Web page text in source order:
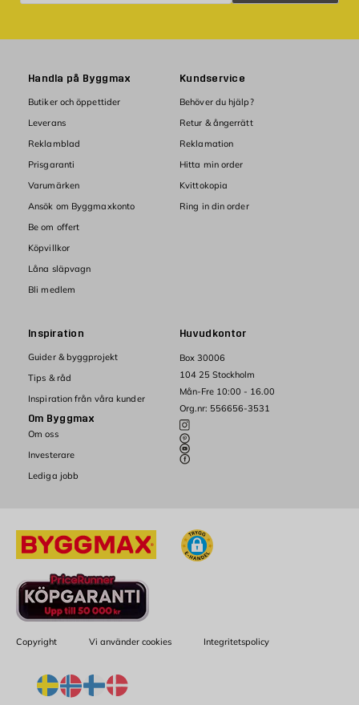
Huvudkontor
Box 30006
104 25 Stockholm
Mån-Fre 10:00 - 16.00
Org.nr: 556656-3531
Handla på Byggmax
Butiker och öppettider
Leverans
Reklamblad
Prisgaranti
Varumärken
Ansök om Byggmaxkonto
Be om offert
Köpvillkor
Låna släpvagn
Bli medlem
Kundservice
Behöver du hjälp?
Retur & ångerrätt
Reklamation
Hitta min order
Kvittokopia
Ring in din order
Inspiration
Guider & byggprojekt
Tips & råd
Inspiration från våra kunder
Om Byggmax
Om oss
Investerare
Lediga jobb
Copyright Vi använder cookies Integritetspolicy